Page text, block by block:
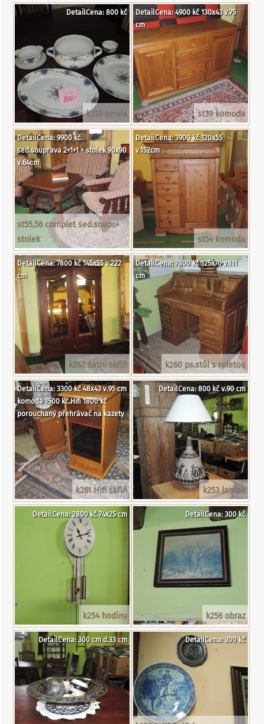
k319 servis
DetailCena: 800 kč
st39 komoda
DetailCena: 4900 kč 130x43 v.75
cm
st55,56 complet sed.soupr.+
stolek
DetailCena: 9900 kč
sed.souprava 2+1+1 + stolek 90x90
v.64cm
st54 komoda
DetailCena: 3900 kč 120x55
v.152cm
k262 šatní skříň
DetailCena: 7800 kč 145x55 v.222
cm
k260 ps.stůl s roletou
DetailCena: 7800 kč 125x70 v.111
cm
k261 Hifi skříň
DetailCena: 3300 kč 48x43 v.95 cm
komoda 1500 kč Hifi 1800 kč
porouchaný přehrávač na kazety
k253 lampa
DetailCena: 800 kč v.90 cm
k254 hodiny
DetailCena: 2800 kč 74x25 cm
k256 obraz
DetailCena: 300 kč
DetailCena: 300 cm d.33 cm DetailCena: 300 kč